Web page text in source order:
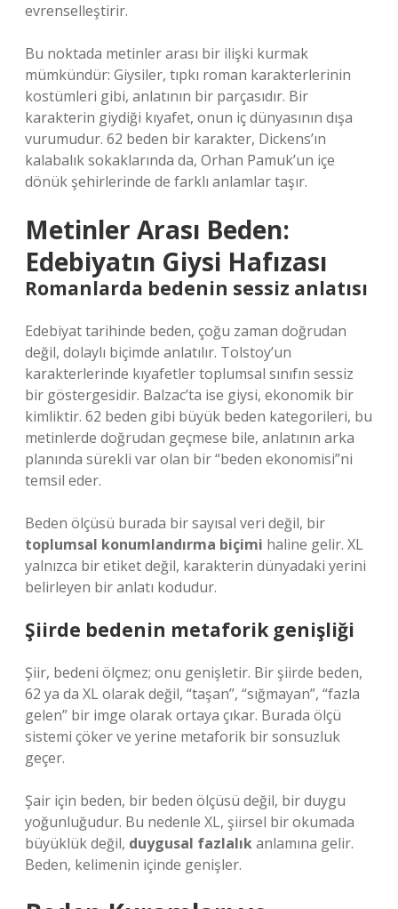
evrenselleştirir.
Bu noktada metinler arası bir ilişki kurmak
mümkündür: Giysiler, tıpkı roman karakterlerinin
kostümleri gibi, anlatının bir parçasıdır. Bir
karakterin giydiği kıyafet, onun iç dünyasının dışa
vurumudur. 62 beden bir karakter, Dickens’ın
kalabalık sokaklarında da, Orhan Pamuk’un içe
dönük şehirlerinde de farklı anlamlar taşır.
Metinler Arası Beden:
Edebiyatın Giysi Hafızası
Romanlarda bedenin sessiz anlatısı
Edebiyat tarihinde beden, çoğu zaman doğrudan
değil, dolaylı biçimde anlatılır. Tolstoy’un
karakterlerinde kıyafetler toplumsal sınıfın sessiz
bir göstergesidir. Balzac’ta ise giysi, ekonomik bir
kimliktir. 62 beden gibi büyük beden kategorileri, bu
metinlerde doğrudan geçmese bile, anlatının arka
planında sürekli var olan bir “beden ekonomisi”ni
temsil eder.
Beden ölçüsü burada bir sayısal veri değil, bir
toplumsal konumlandırma biçimi haline gelir. XL
yalnızca bir etiket değil, karakterin dünyadaki yerini
belirleyen bir anlatı kodudur.
Şiirde bedenin metaforik genişliği
Şiir, bedeni ölçmez; onu genişletir. Bir şiirde beden,
62 ya da XL olarak değil, “taşan”, “sığmayan”, “fazla
gelen” bir imge olarak ortaya çıkar. Burada ölçü
sistemi çöker ve yerine metaforik bir sonsuzluk
geçer.
Şair için beden, bir beden ölçüsü değil, bir duygu
yoğunluğudur. Bu nedenle XL, şiirsel bir okumada
büyüklük değil, duygusal fazlalıkanlamına gelir.
Beden, kelimenin içinde genişler.